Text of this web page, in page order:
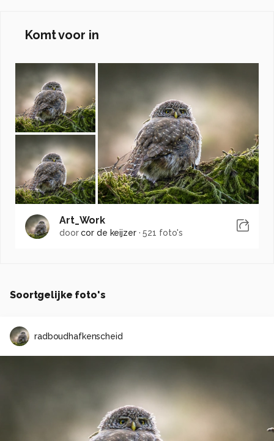
Komt voor in
Art_Work
doorcor de keijzer·521 foto's
Soortgelijke foto's
radboudhafkenscheid